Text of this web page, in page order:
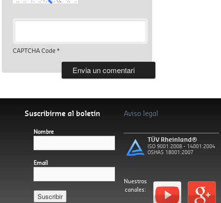
CAPTCHA Code*
Suscribirme al boletín
Nombre
Email
Aviso legal
TÜV Rheinland®
ISO 9001:2008 - 14001:2004
OSHAS 18001:2007
Nuestros
canales: